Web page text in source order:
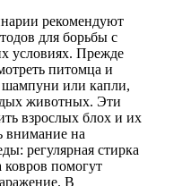
рекомендуют
для борьбы с
условиях. Прежде
питомца и
шампуни или капли,
животных. Эти
взрослых блох и их
внимание на
регулярная стирка
ковров помогут
В